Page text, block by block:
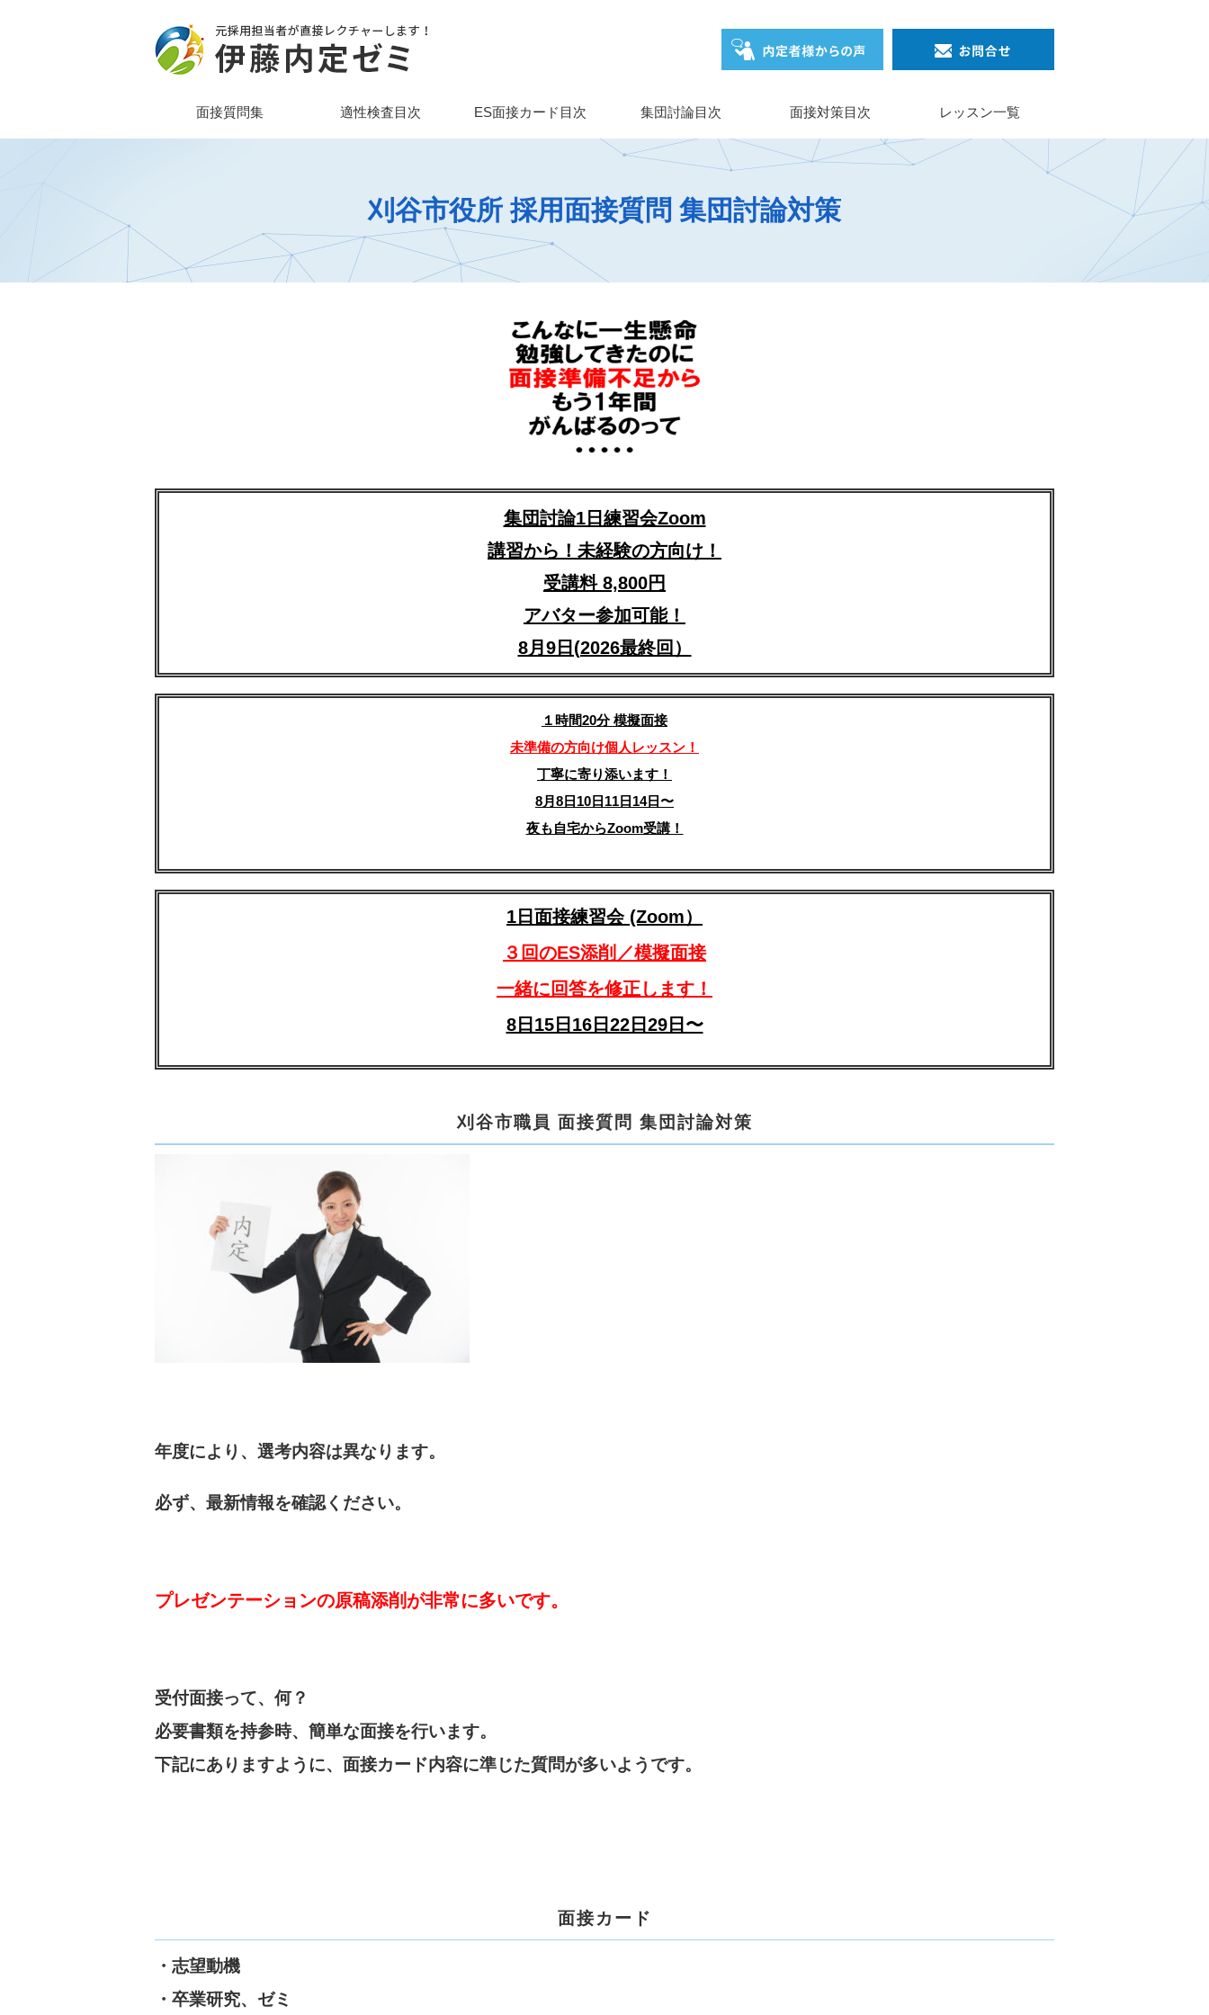
面接質問集 適性検査目次 ES面接カード目次 集団討論目次 面接対策目次 レッスン一覧
刈谷市役所 採用面接質問 集団討論対策
集団討論1日練習会Zoom
講習から！未経験の方向け！
受講料 8,800円
アバター参加可能！
8月9日(2026最終回）
１時間20分 模擬面接
未準備の方向け個人レッスン！
丁寧に寄り添います！
8月8日10日11日14日〜
夜も自宅からZoom受講！
1日面接練習会 (Zoom）
３回のES添削／模擬面接
一緒に回答を修正します！
8日15日16日22日29日〜
刈谷市職員 面接質問 集団討論対策
年度により、選考内容は異なります。
必ず、最新情報を確認ください。
プレゼンテーションの原稿添削が非常に多いです。
受付面接って、何？
必要書類を持参時、簡単な面接を行います。
下記にありますように、面接カード内容に準じた質問が多いようです。
面接カード
・志望動機
・卒業研究、ゼミ